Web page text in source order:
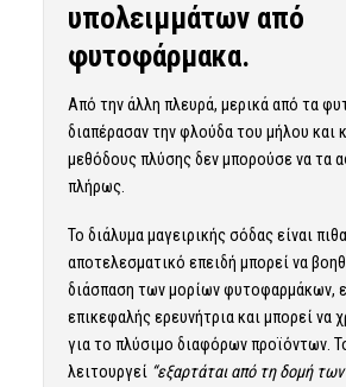
υπολειμμάτων από
φυτοφάρμακα.
Από την άλλη πλευρά, μερικά από τα
διαπέρασαν την φλούδα του μήλου και
μεθόδους πλύσης δεν μπορούσε να τα
πλήρως.
Το διάλυμα μαγειρικής σόδας είναι
αποτελεσματικό επειδή μπορεί να
διάσπαση των μορίων φυτοφαρμάκων,
επικεφαλής ερευνήτρια και μπορεί να
για το πλύσιμο διαφόρων προϊόντων.
λειτουργεί “εξαρτάται από τη δομή